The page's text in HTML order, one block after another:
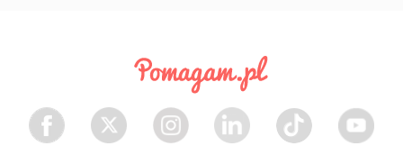
Facebook Twitter Instagram LinkedIn TikTok Youtube